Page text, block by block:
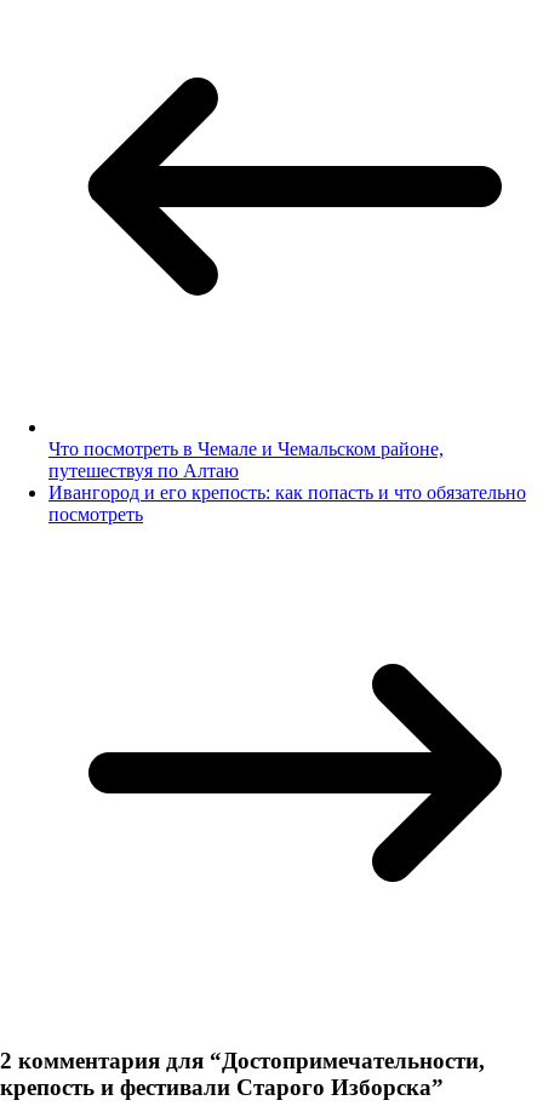
Что посмотреть в Чемале и Чемальском районе,
путешествуя по Алтаю
Ивангород и его крепость: как попасть и что обязательно
посмотреть
2 комментария для “Достопримечательности,
крепость и фестивали Старого Изборска”